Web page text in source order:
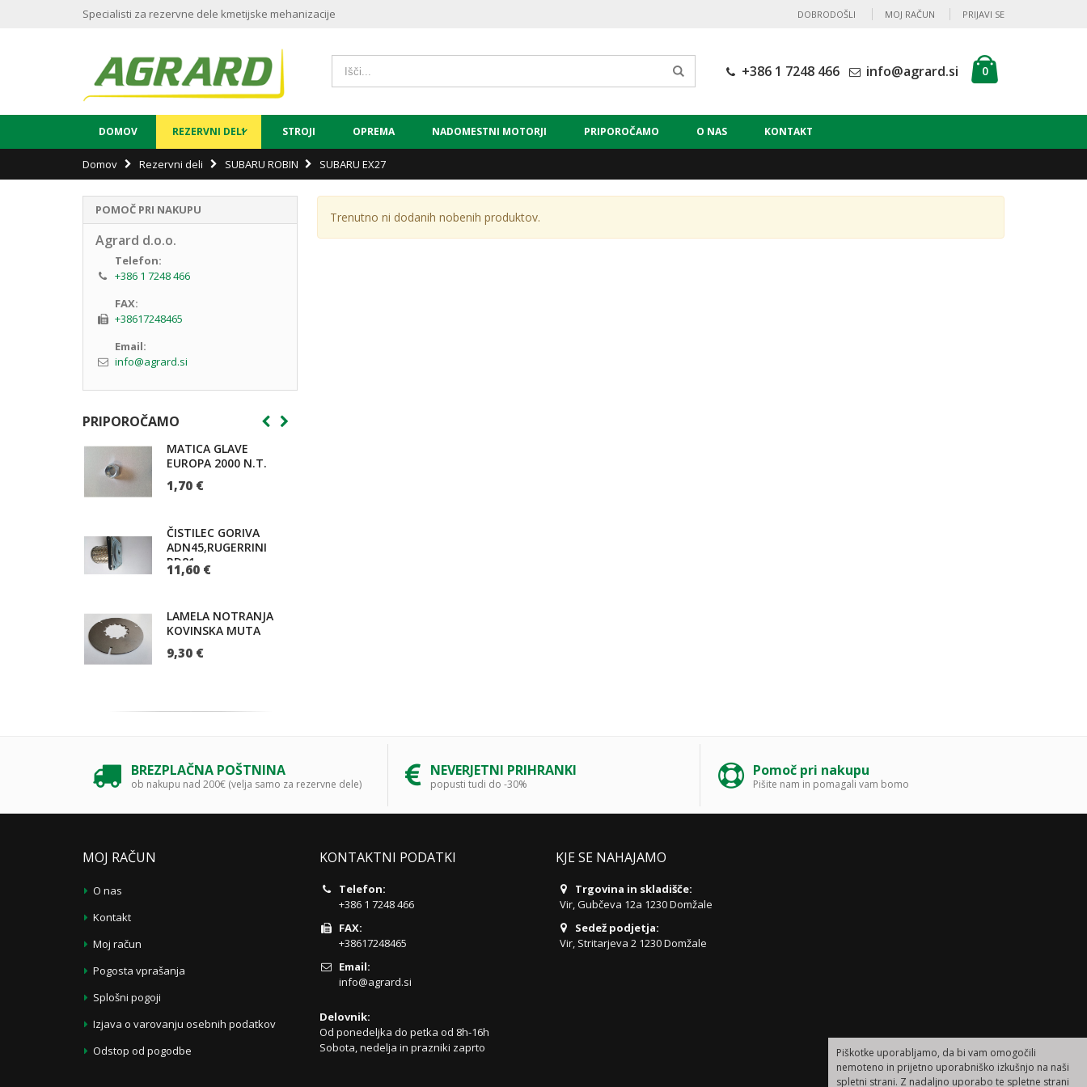
Specialisti za rezervne dele kmetijske mehanizacije MOJ RAČUN PRIJAVI SE
DOBRODOŠLI
+386 1 7248 466 info@agrard.si 0
DOMOV REZERVNI DELI STROJI OPREMA NADOMESTNI MOTORJI PRIPOROČAMO O NAS KONTAKT
Domov Rezervni deli SUBARU ROBIN SUBARU EX27
Trenutno ni dodanih nobenih produktov.
POMOČ PRI NAKUPU
Agrard d.o.o.
Telefon:
+386 1 7248 466
FAX:
+38617248465
Email:
info@agrard.si
PRIPOROČAMO
MATICA GLAVE
EUROPA 2000 N.T.
1,70 €
ČISTILEC GORIVA
ADN45,RUGERRINI
RD81
11,60 €
LAMELA NOTRANJA
KOVINSKA MUTA
9,30 €
BREZPLAČNA POŠTNINA
ob nakupu nad 200€ (velja samo za rezervne dele)
NEVERJETNI PRIHRANKI
popusti tudi do -30%
Pomoč pri nakupu
Pišite nam in pomagali vam bomo
MOJ RAČUN
O nas
Kontakt
Moj račun
Pogosta vprašanja
Splošni pogoji
Izjava o varovanju osebnih podatkov
Odstop od pogodbe
KONTAKTNI PODATKI
Telefon:
+386 1 7248 466
FAX:
+38617248465
Email:
info@agrard.si
Delovnik:
Od ponedeljka do petka od 8h-16h
Sobota, nedelja in prazniki zaprto
KJE SE NAHAJAMO
Trgovina in skladišče:
Vir, Gubčeva 12a 1230 Domžale
Sedež podjetja:
Vir, Stritarjeva 2 1230 Domžale
Piškotke uporabljamo, da bi vam omogočili
nemoteno in prijetno uporabniško izkušnjo na naši
spletni strani. Z nadaljno uporabo te spletne strani